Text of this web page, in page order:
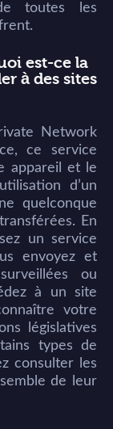
toutes les
est-ce la
à des sites
Network
ce service
appareil et le
d’un
quelconque
En
un service
envoyez et
ou
à un site
votre
législatives
types de
consulter les
de leur